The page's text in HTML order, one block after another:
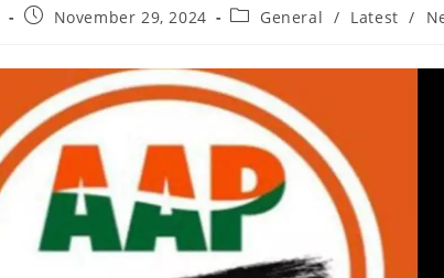
November 29, 2024 General / Latest /